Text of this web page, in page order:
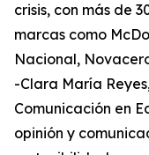
crisis, con más de
marcas como
Nacional,
-Clara María
Comunicación en
opinión y